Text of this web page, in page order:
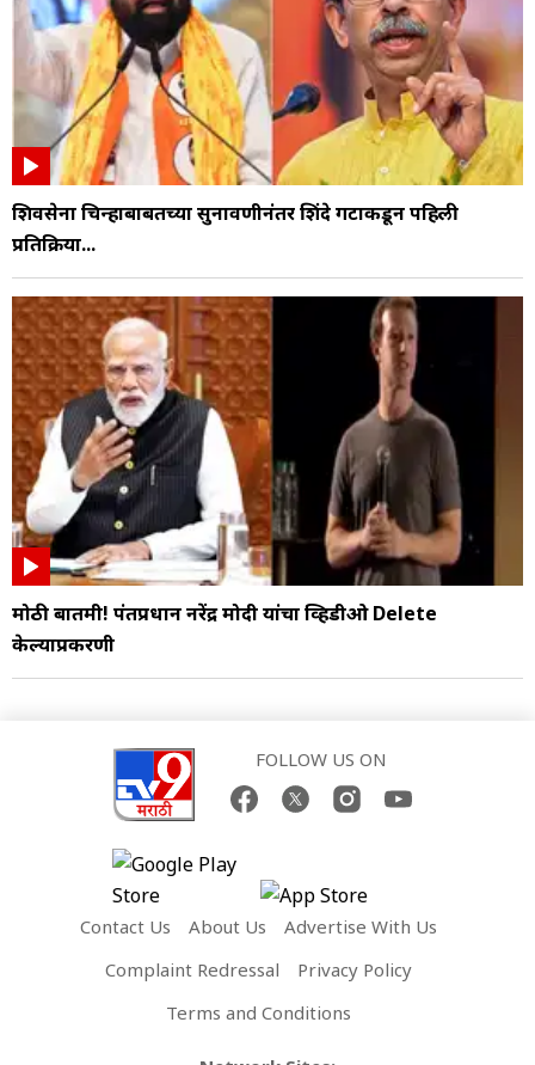
शिवसेना चिन्हाबाबतच्या सुनावणीनंतर शिंदे गटाकडून पहिली
प्रतिक्रिया...
मोठी बातमी! पंतप्रधान नरेंद्र मोदी यांचा व्हिडीओ Delete
केल्याप्रकरणी
FOLLOW US ON
Contact Us About Us
Advertise With Us
Complaint Redressal
Privacy Policy
Terms and Conditions